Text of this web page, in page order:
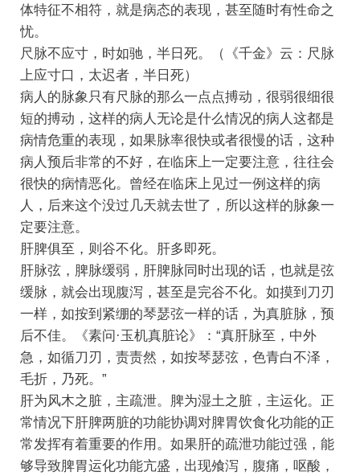
体特征不相符，就是病态的表现，甚至随时有性命之
忧。
尺脉不应寸，时如驰，半日死。（《千金》云：尺脉
上应寸口，太迟者，半日死）
病人的脉象只有尺脉的那么一点点搏动，很弱很细很
短的搏动，这样的病人无论是什么情况的病人这都是
病情危重的表现，如果脉率很快或者很慢的话，这种
病人预后非常的不好，在临床上一定要注意，往往会
很快的病情恶化。曾经在临床上见过一例这样的病
人，后来这个没过几天就去世了，所以这样的脉象一
定要注意。
肝脾俱至，则谷不化。肝多即死。
肝脉弦，脾脉缓弱，肝脾脉同时出现的话，也就是弦
缓脉，就会出现腹泻，甚至是完谷不化。如摸到刀刃
一样，如按到紧绷的琴瑟弦一样的话，为真脏脉，预
后不佳。《素问·玉机真脏论》：“真肝脉至，中外
急，如循刀刃，责责然，如按琴瑟弦，色青白不泽，
毛折，乃死。”
肝为风木之脏，主疏泄。脾为湿土之脏，主运化。正
常情况下肝脾两脏的功能协调对脾胃饮食化功能的正
常发挥有着重要的作用。如果肝的疏泄功能过强，能
够导致脾胃运化功能亢盛，出现飧泻，腹痛，呕酸，